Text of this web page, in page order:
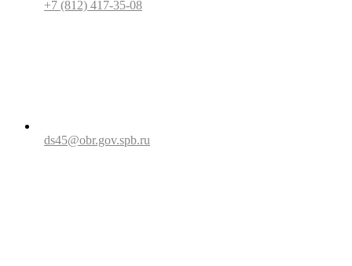
+7 (812) 417-35-08
ds45@obr.gov.spb.ru